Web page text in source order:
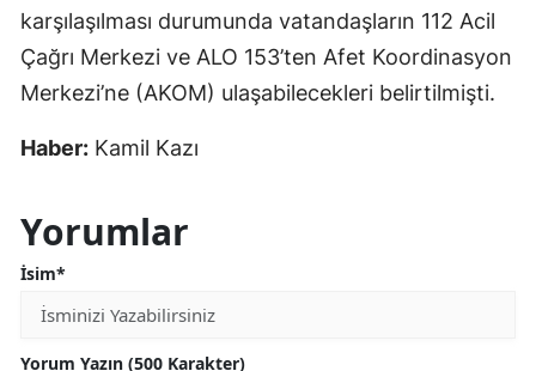
karşılaşılması durumunda vatandaşların 112 Acil
Çağrı Merkezi ve ALO 153’ten Afet Koordinasyon
Merkezi’ne (AKOM) ulaşabilecekleri belirtilmişti.
Haber: Kamil Kazı
Yorumlar
İsim*
Yorum Yazın (500 Karakter)